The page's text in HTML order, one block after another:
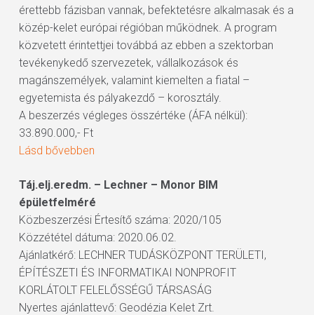
érettebb fázisban vannak, befektetésre alkalmasak és a
közép-kelet európai régióban működnek. A program
közvetett érintettjei továbbá az ebben a szektorban
tevékenykedő szervezetek, vállalkozások és
magánszemélyek, valamint kiemelten a fiatal –
egyetemista és pályakezdő – korosztály.
A beszerzés végleges összértéke (ÁFA nélkül):
33.890.000,- Ft
Lásd bővebben
Táj.elj.eredm. – Lechner – Monor BIM
épületfelméré
Közbeszerzési Értesítő száma: 2020/105
Közzététel dátuma: 2020.06.02.
Ajánlatkérő: LECHNER TUDÁSKÖZPONT TERÜLETI,
ÉPÍTÉSZETI ÉS INFORMATIKAI NONPROFIT
KORLÁTOLT FELELŐSSÉGŰ TÁRSASÁG
Nyertes ajánlattevő: Geodézia Kelet Zrt.